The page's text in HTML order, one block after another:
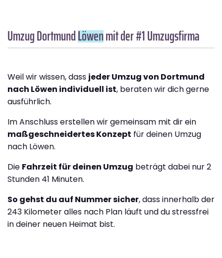
Umzug DortmundLöwenmit der #1 Umzugsfirma
Weil wir wissen, dass jeder Umzug von Dortmund
nach Löwen individuell ist, beraten wir dich gerne
ausführlich.
Im Anschluss erstellen wir gemeinsam mit dir ein
maßgeschneidertes Konzept für deinen Umzug
nach Löwen.
Die Fahrzeit für deinen Umzug beträgt dabei nur 2
Stunden 41 Minuten.
So gehst du auf Nummer sicher, dass innerhalb der
243 Kilometer alles nach Plan läuft und du stressfrei
in deiner neuen Heimat bist.